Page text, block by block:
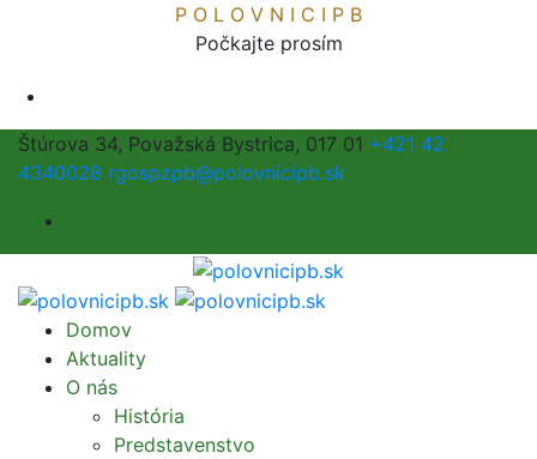
P O L O V N I C I P B
Počkajte prosím
Štúrova 34, Považská Bystrica, 017 01 +421 42
4340028 rgospzpb@polovnicipb.sk
Domov
Aktuality
O nás
História
Predstavenstvo